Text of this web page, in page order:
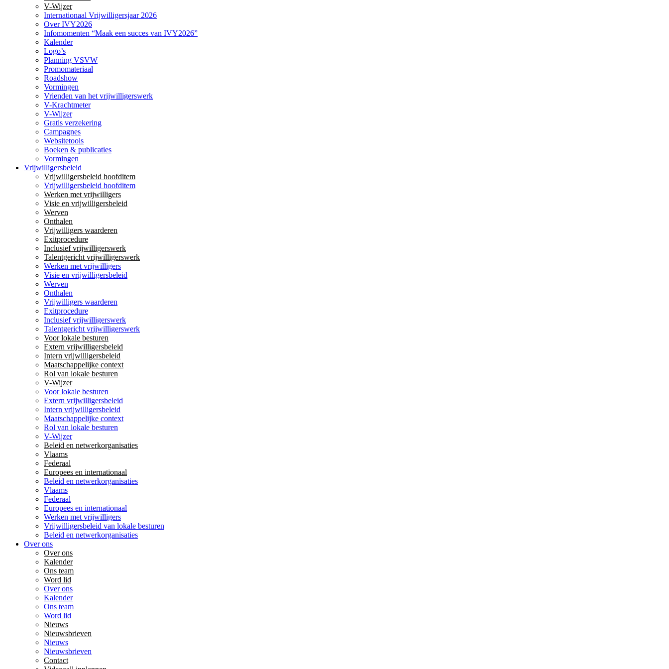
V-Wijzer
Internationaal Vrijwilligersjaar 2026
Over IVY2026
Infomomenten “Maak een succes van IVY2026”
Kalender
Logo’s
Planning VSVW
Promomateriaal
Roadshow
Vormingen
Vrienden van het vrijwilligerswerk
V-Krachtmeter
V-Wijzer
Gratis verzekering
Campagnes
Websitetools
Boeken & publicaties
Vormingen
Vrijwilligersbeleid
Vrijwilligersbeleid hoofditem
Vrijwilligersbeleid hoofditem
Werken met vrijwilligers
Visie en vrijwilligersbeleid
Werven
Onthalen
Vrijwilligers waarderen
Exitprocedure
Inclusief vrijwilligerswerk
Talentgericht vrijwilligerswerk
Werken met vrijwilligers
Visie en vrijwilligersbeleid
Werven
Onthalen
Vrijwilligers waarderen
Exitprocedure
Inclusief vrijwilligerswerk
Talentgericht vrijwilligerswerk
Voor lokale besturen
Extern vrijwilligersbeleid
Intern vrijwilligersbeleid
Maatschappelijke context
Rol van lokale besturen
V-Wijzer
Voor lokale besturen
Extern vrijwilligersbeleid
Intern vrijwilligersbeleid
Maatschappelijke context
Rol van lokale besturen
V-Wijzer
Beleid en netwerkorganisaties
Vlaams
Federaal
Europees en internationaal
Beleid en netwerkorganisaties
Vlaams
Federaal
Europees en internationaal
Werken met vrijwilligers
Vrijwilligersbeleid van lokale besturen
Beleid en netwerkorganisaties
Over ons
Over ons
Kalender
Ons team
Word lid
Over ons
Kalender
Ons team
Word lid
Nieuws
Nieuwsbrieven
Nieuws
Nieuwsbrieven
Contact